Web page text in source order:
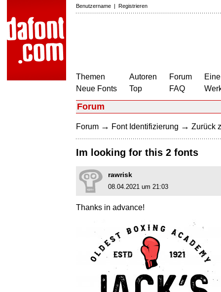
Benutzername | Registrieren
Themen
Neue Fonts
Autoren
Top
Forum
FAQ
Forum
Forum → Font Identifizierung → Zurück
Im looking for this 2 fonts
rawrisk
08.04.2021 um 21:03
Thanks in advance!